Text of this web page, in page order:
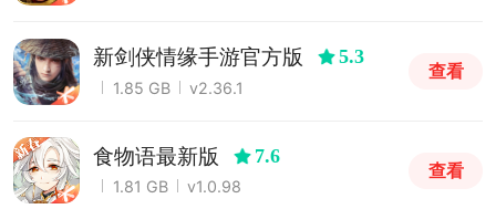
新剑侠情缘手游官方版 5.3
1.85 GB v2.36.1
查看
食物语最新版 7.6
1.81 GB v1.0.98
查看